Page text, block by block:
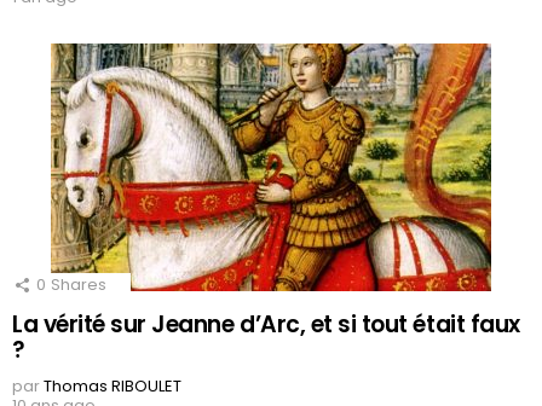
0 Shares
La vérité sur Jeanne d’Arc, et si tout était faux
?
parThomas RIBOULET